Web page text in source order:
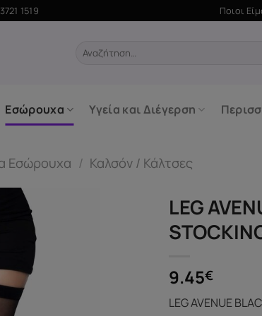
1519 Ποιοι
Αναζήτηση
Εσώρουχα Υγεία και Διέγερση
Εσώρουχα / Καλσόν / Κάλτσες
LEG
9.45€
LEG AVENUE